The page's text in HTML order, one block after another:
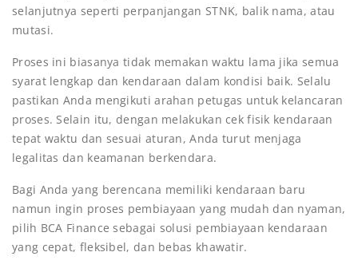
selanjutnya seperti perpanjangan STNK, balik nama, atau
mutasi.
Proses ini biasanya tidak memakan waktu lama jika semua
syarat lengkap dan kendaraan dalam kondisi baik. Selalu
pastikan Anda mengikuti arahan petugas untuk kelancaran
proses. Selain itu, dengan melakukan cek fisik kendaraan
tepat waktu dan sesuai aturan, Anda turut menjaga
legalitas dan keamanan berkendara.
Bagi Anda yang berencana memiliki kendaraan baru
namun ingin proses pembiayaan yang mudah dan nyaman,
pilih BCA Finance sebagai solusi pembiayaan kendaraan
yang cepat, fleksibel, dan bebas khawatir.